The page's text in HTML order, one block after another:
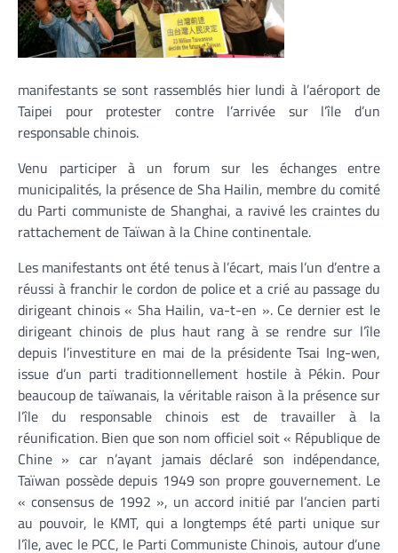
manifestants se sont rassemblés hier lundi à l’aéroport de
Taipei pour protester contre l’arrivée sur l’île d’un
responsable chinois.
Venu participer à un forum sur les échanges entre
municipalités, la présence de Sha Hailin, membre du comité
du Parti communiste de Shanghai, a ravivé les craintes du
rattachement de Taïwan à la Chine continentale.
Les manifestants ont été tenus à l’écart, mais l’un d’entre a
réussi à franchir le cordon de police et a crié au passage du
dirigeant chinois « Sha Hailin, va-t-en ». Ce dernier est le
dirigeant chinois de plus haut rang à se rendre sur l’île
depuis l’investiture en mai de la présidente Tsai Ing-wen,
issue d’un parti traditionnellement hostile à Pékin. Pour
beaucoup de taïwanais, la véritable raison à la présence sur
l’île du responsable chinois est de travailler à la
réunification. Bien que son nom officiel soit « République de
Chine » car n’ayant jamais déclaré son indépendance,
Taïwan possède depuis 1949 son propre gouvernement. Le
« consensus de 1992 », un accord initié par l’ancien parti
au pouvoir, le KMT, qui a longtemps été parti unique sur
l’île, avec le PCC, le Parti Communiste Chinois, autour d’une